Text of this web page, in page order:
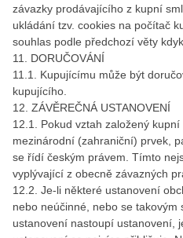
závazky prodávajícího z kupní
ukládání tzv. cookies na počítač
souhlas podle předchozí věty
11. DORUČOVÁNÍ
11.1. Kupujícímu může být
kupujícího.
12. ZÁVĚREČNÁ USTANOVENÍ
12.1. Pokud vztah založený
mezinárodní (zahraniční) prvek,
se řídí českým právem. Tímto
vyplývající z obecně závazných
12.2. Je-li některé ustanovení
nebo neúčinné, nebo se takovým
ustanovení nastoupí ustanovení,